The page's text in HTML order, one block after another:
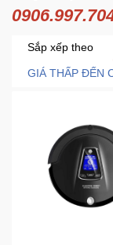
Thiết
Sắp xếp theo
GIÁ THẤP ĐẾN